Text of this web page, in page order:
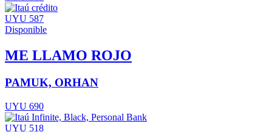
UYU 587
Disponible
ME LLAMO ROJO
PAMUK, ORHAN
UYU 690
UYU 518